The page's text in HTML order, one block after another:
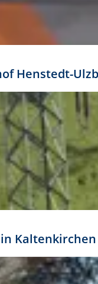
Henstedt-
Kaltenkirchen